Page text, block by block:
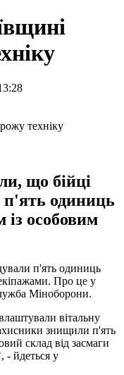
що бійці
п'ять одиниць
із особовим
п'ять одиниць
екіпажами. Про це у
Міноборони.
вітальну
знищили п'ять
склад від засмаги
- йдеться у